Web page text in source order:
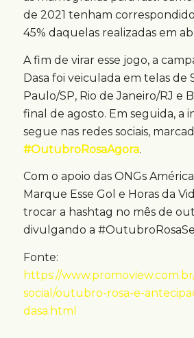
de 2021 tenham
45% daquelas realizadas em
A fim de virar esse jogo, a
Dasa foi veiculada em telas de
Paulo/SP, Rio de Janeiro/RJ e
final de agosto. Em seguida, a
segue nas redes sociais,
#OutubroRosaAgora.
Com o apoio das ONGs
Marque Esse Gol e Horas da
trocar a hashtag no mês de
divulgando a
Fonte:
https://
social/outubro-rosa-e-
dasa.html